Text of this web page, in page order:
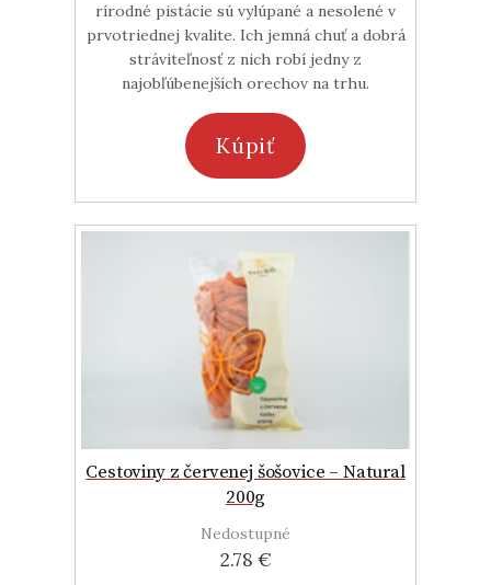
rírodné pistácie sú vylúpané a nesolené v
prvotriednej kvalite. Ich jemná chuť a dobrá
stráviteľnosť z nich robí jedny z
najobľúbenejších orechov na trhu.
Kúpiť
Cestoviny z červenej šošovice – Natural
200g
Nedostupné
2.78 €